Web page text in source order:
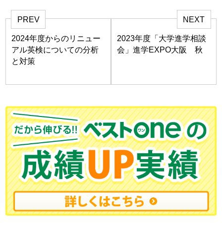
PREV
2024年度からのリニュー
アル英検についての分析
と対策
NEXT
2023年度「大学進学相談
会」進学EXPO大阪 秋